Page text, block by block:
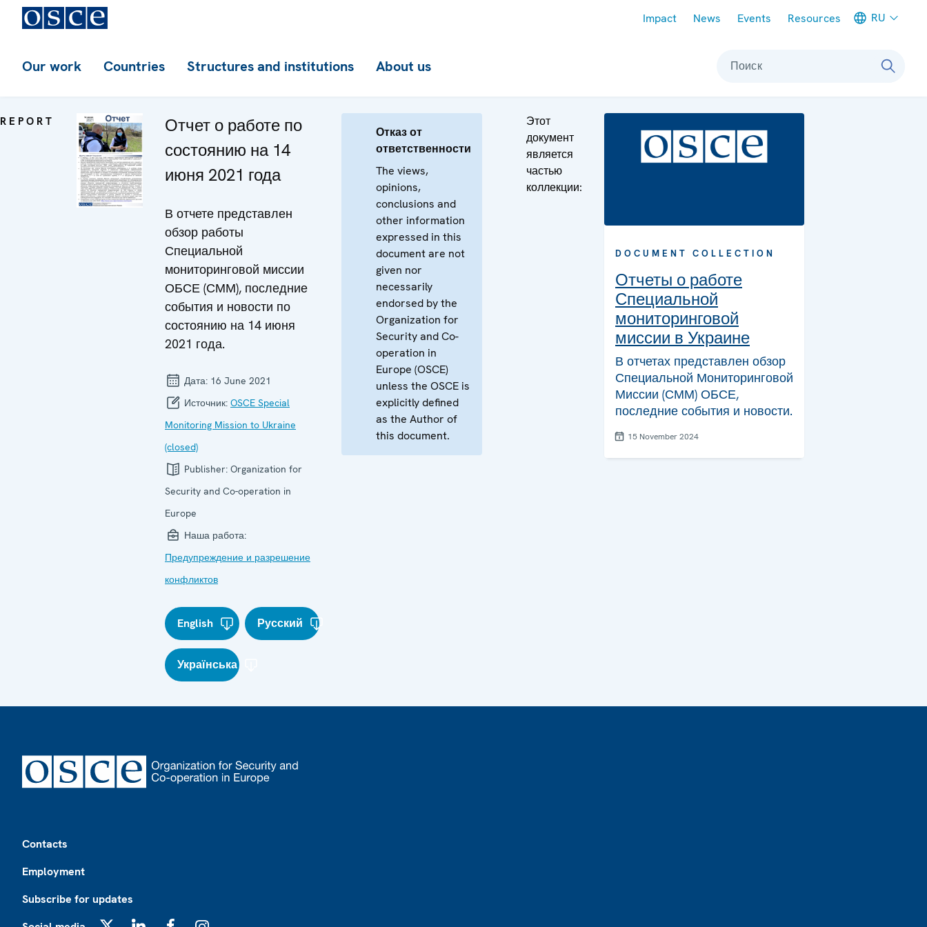
Impact News Events Resources RU
Our work Countries Structures and institutions About us Поиск
REPORT
Отчет о работе по
состоянию на 14
июня 2021 года
В отчете представлен
обзор работы
Специальной
мониторинговой миссии
ОБСЕ (СММ), последние
события и новости по
состоянию на 14 июня
2021 года.
Дата: 16 June 2021
Источник: OSCE Special
Monitoring Mission to Ukraine
(closed)
Publisher: Organization for
Security and Co-operation in
Europe
Наша работа:
Предупреждение и разрешение
конфликтов
English Русский
Українська
Отказ от
ответственности
The views,
opinions,
conclusions and
other information
expressed in this
document are not
given nor
necessarily
endorsed by the
Organization for
Security and Co-
operation in
Europe (OSCE)
unless the OSCE is
explicitly defined
as the Author of
this document.
Этот
документ
является
частью
коллекции:
DOCUMENT COLLECTION
Отчеты о работе
Специальной
мониторинговой
миссии в Украине
В отчетах представлен обзор
Специальной Мониторинговой
Миссии (СММ) ОБСЕ,
последние события и новости.
15 November 2024
Contacts
Employment
Subscribe for updates